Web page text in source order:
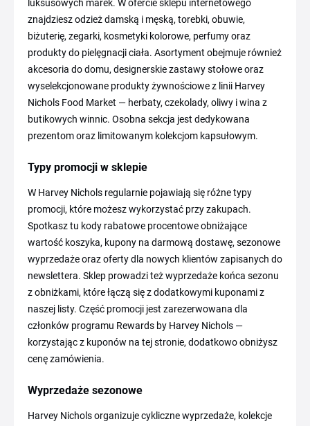
luksusowych marek. W ofercie sklepu internetowego
znajdziesz odzież damską i męską, torebki, obuwie,
biżuterię, zegarki, kosmetyki kolorowe, perfumy oraz
produkty do pielęgnacji ciała. Asortyment obejmuje również
akcesoria do domu, designerskie zastawy stołowe oraz
wyselekcjonowane produkty żywnościowe z linii Harvey
Nichols Food Market — herbaty, czekolady, oliwy i wina z
butikowych winnic. Osobna sekcja jest dedykowana
prezentom oraz limitowanym kolekcjom kapsułowym.
Typy promocji w sklepie
W Harvey Nichols regularnie pojawiają się różne typy
promocji, które możesz wykorzystać przy zakupach.
Spotkasz tu kody rabatowe procentowe obniżające
wartość koszyka, kupony na darmową dostawę, sezonowe
wyprzedaże oraz oferty dla nowych klientów zapisanych do
newslettera. Sklep prowadzi też wyprzedaże końca sezonu
z obniżkami, które łączą się z dodatkowymi kuponami z
naszej listy. Część promocji jest zarezerwowana dla
członków programu Rewards by Harvey Nichols —
korzystając z kuponów na tej stronie, dodatkowo obniżysz
cenę zamówienia.
Wyprzedaże sezonowe
Harvey Nichols organizuje cykliczne wyprzedaże, kolekcje